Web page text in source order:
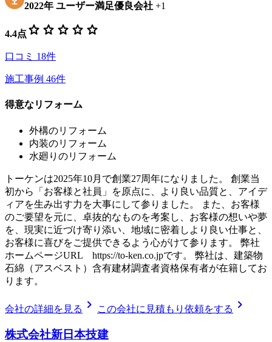
2022年 ユーザー満足優良会社 +1
4.4点 star star star star star
口コミ 18件
施工事例 46件
得意なリフォーム
外構のリフォーム
内装のリフォーム
水廻りのリフォーム
トーケンは2025年10月で創業27周年になりました。 創業当
初から「お客様と社員」を原点に、より良い品質と、アイデ
ィアを生み出す力を大事にして参りました。 また、お客様
のご要望を元に、卓抜的なものを考案し、お客様の想いや夢
を、現実に近づけ寄り添い、地域に密着しより良い仕事と、
お客様に喜びをご提供できるよう心がけて参ります。 弊社
ホームページURL https://to-ken.co.jpです。 弊社は、建築物
石綿（アスベスト）含有建材調査者資格保有者が在籍してお
ります。
会社の詳細を見る chevron_right この会社に見積もり依頼をする chevron_right
株式会社新日本技建